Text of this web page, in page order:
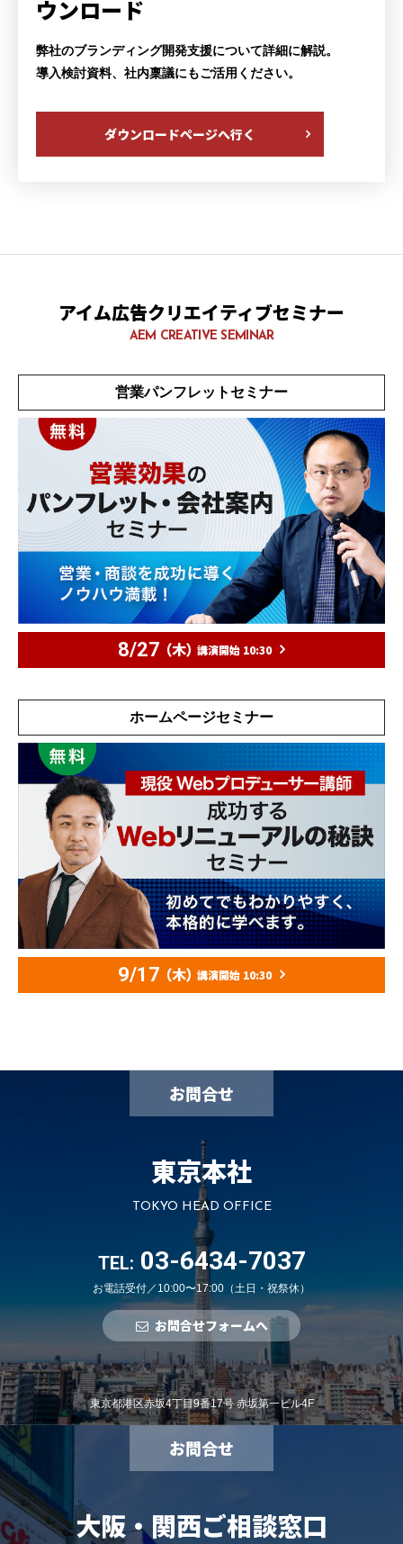
ウンロード
弊社のブランディング開発支援について詳細に解説。
導入検討資料、社内稟議にもご活用ください。
ダウンロードページへ行く
アイム広告クリエイティブセミナー
AEM CREATIVE SEMINAR
営業パンフレットセミナー
8/27 （木） 講演開始 10:30
ホームページセミナー
9/17 （木） 講演開始 10:30
お問合せ
東京本社
TOKYO HEAD OFFICE
TEL: 03-6434-7037
お電話受付／10:00〜17:00（土日・祝祭休）
お問合せフォームへ
東京都港区赤坂4丁目9番17号 赤坂第一ビル4F
お問合せ
大阪・関西ご相談窓口